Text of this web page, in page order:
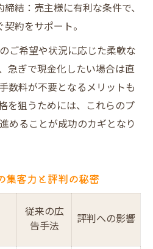
結：売主様に有利な条件で、
約をサポート。
ご希望や状況に応じた柔軟な
急ぎで現金化したい場合は直
数料が不要となるメリットも
を狙うためには、これらのプ
めることが成功のカギとなり
集客力と評判の秘密
従来の広
告手法
評判への影響